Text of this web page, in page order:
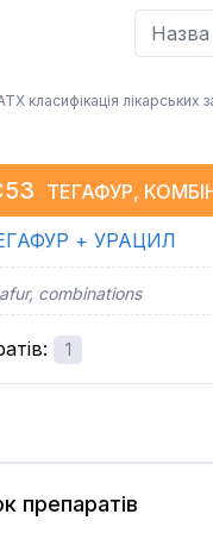
класифікація лікарських
ТЕГАФУР,
+ УРАЦИЛ
combinations
: 1
препаратів